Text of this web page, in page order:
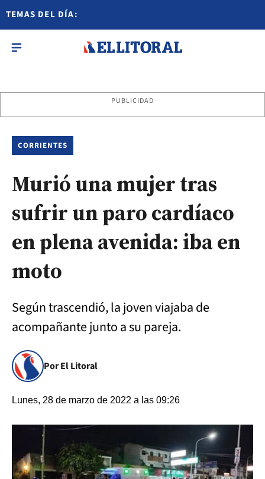
TEMAS DEL DÍA:
PUBLICIDAD
CORRIENTES
Murió una mujer tras
sufrir un paro cardíaco
en plena avenida: iba en
moto
Según trascendió, la joven viajaba de
acompañante junto a su pareja.
Por El Litoral
Lunes, 28 de marzo de 2022 a las 09:26